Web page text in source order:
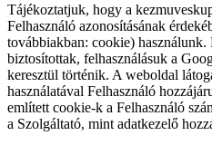
Tájékoztatjuk, hogy a
Felhasználó azonosításának
továbbiakban: cookie)
biztosítottak, felhasználásuk a
keresztül történik. A weboldal
használatával Felhasználó
említett cookie-k a Felhasználó
a Szolgáltató, mint adatkezelő